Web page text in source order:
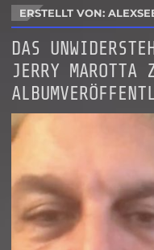
ERSTELLT VON:
DAS
JERRY MAROTTA